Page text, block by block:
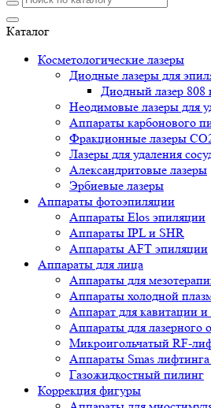
Каталог
Косметологические лазеры
Диодные лазеры для
Диодный лазер 808
Неодимовые лазеры для
Аппараты карбонового
Фракционные лазеры
Лазеры для удаления
Александритовые лазеры
Эрбиевые лазеры
Аппараты фотоэпиляции
Аппараты Elos эпиляции
Аппараты IPL и SHR
Аппараты AFT эпиляции
Аппараты для лица
Аппараты для
Аппараты холодной
Аппарат для кавитации
Аппараты для лазерного
Микроигольчатый RF-
Аппараты Smas
Газожидкостный пилинг
Коррекция фигуры